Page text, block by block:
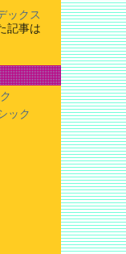
ックス
記事は
ック